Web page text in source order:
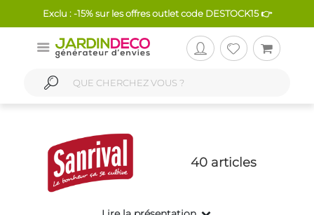
Exclu : -15% sur les offres outlet code DESTOCK15 👉
40 articles